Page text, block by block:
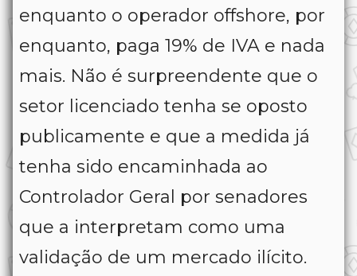
enquanto o operador offshore, por
enquanto, paga 19% de IVA e nada
mais. Não é surpreendente que o
setor licenciado tenha se oposto
publicamente e que a medida já
tenha sido encaminhada ao
Controlador Geral por senadores
que a interpretam como uma
validação de um mercado ilícito.